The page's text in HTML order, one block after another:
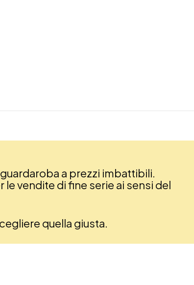
a prezzi imbattibili.
vendite di fine serie ai sensi del
quella giusta.